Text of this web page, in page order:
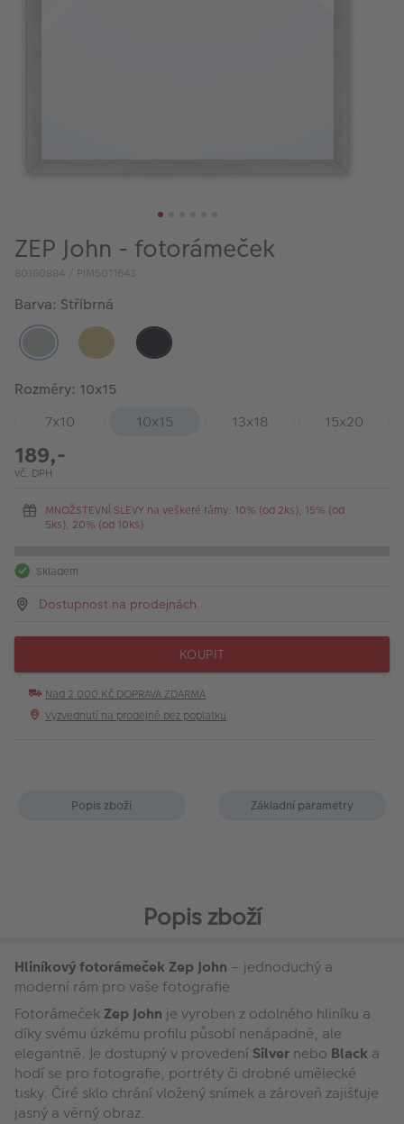
ZEP John - fotorámeček
80160884 / PIM5011643
Barva: Stříbrná
Rozměry: 10x15
7x10
10x15 13x18 15x20
189,-
vč. DPH
MNOŽSTEVNÍ SLEVY na veškeré rámy: 10% (od 2ks), 15% (od
5ks), 20% (od 10ks)
Skladem
Dostupnost na prodejnách
KOUPIT
Nad 2 000 Kč DOPRAVA ZDARMA
Vyzvednutí na prodejně bez poplatku
Popis zboží Základní parametry
Popis zboží
Hliníkový fotorámeček Zep John – jednoduchý a
moderní rám pro vaše fotografie
FotorámečekZep John je vyroben z odolného hliníku a
díky svému úzkému profilu působí nenápadně, ale
elegantně. Je dostupný v provedení Silver nebo Black a
hodí se pro fotografie, portréty či drobné umělecké
tisky. Čiré sklo chrání vložený snímek a zároveň zajišťuje
jasný a věrný obraz.